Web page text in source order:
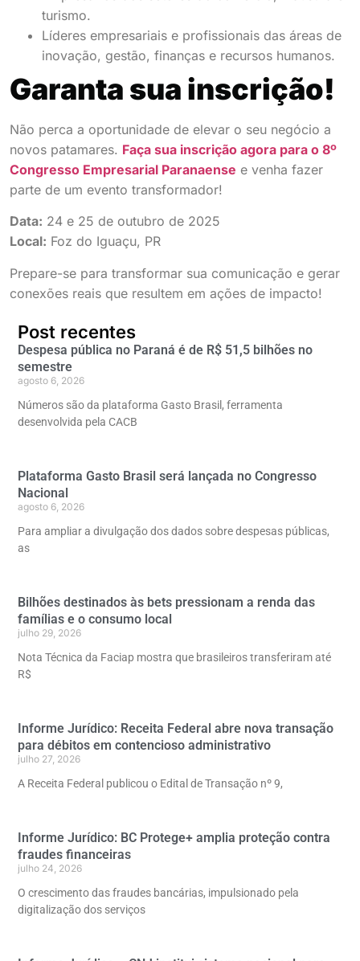
turismo.
Líderes empresariais e profissionais das áreas de
inovação, gestão, finanças e recursos humanos.
Garanta sua inscrição!
Não perca a oportunidade de elevar o seu negócio a
novos patamares. Faça sua inscrição agora para o 8º
Congresso Empresarial Paranaense e venha fazer
parte de um evento transformador!
Data: 24 e 25 de outubro de 2025
Local: Foz do Iguaçu, PR
Prepare-se para transformar sua comunicação e gerar
conexões reais que resultem em ações de impacto!
Post recentes
Despesa pública no Paraná é de R$ 51,5 bilhões no
semestre
agosto 6, 2026
Números são da plataforma Gasto Brasil, ferramenta
desenvolvida pela CACB
Plataforma Gasto Brasil será lançada no Congresso
Nacional
agosto 6, 2026
Para ampliar a divulgação dos dados sobre despesas públicas,
as
Bilhões destinados às bets pressionam a renda das
famílias e o consumo local
julho 29, 2026
Nota Técnica da Faciap mostra que brasileiros transferiram até
R$
Informe Jurídico: Receita Federal abre nova transação
para débitos em contencioso administrativo
julho 27, 2026
A Receita Federal publicou o Edital de Transação nº 9,
Informe Jurídico: BC Protege+ amplia proteção contra
fraudes financeiras
julho 24, 2026
O crescimento das fraudes bancárias, impulsionado pela
digitalização dos serviços